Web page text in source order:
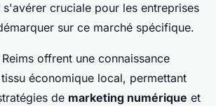
cruciale pour les entreprises
sur ce marché spécifique.
offrent une connaissance
économique local, permettant
de marketing numérique et